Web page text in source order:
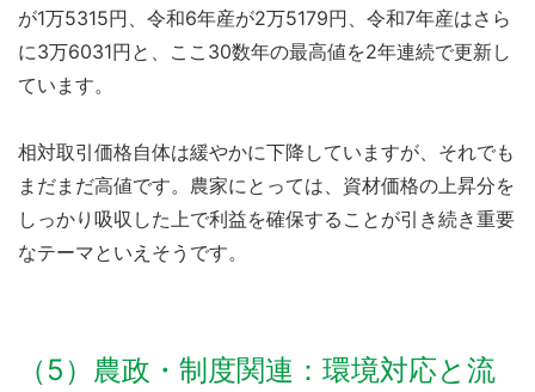
が1万5315円、令和6年産が2万5179円、令和7年産はさら
に3万6031円と、ここ30数年の最高値を2年連続で更新し
ています。
相対取引価格自体は緩やかに下降していますが、それでも
まだまだ高値です。農家にとっては、資材価格の上昇分を
しっかり吸収した上で利益を確保することが引き続き重要
なテーマといえそうです。
（5）農政・制度関連：環境対応と流